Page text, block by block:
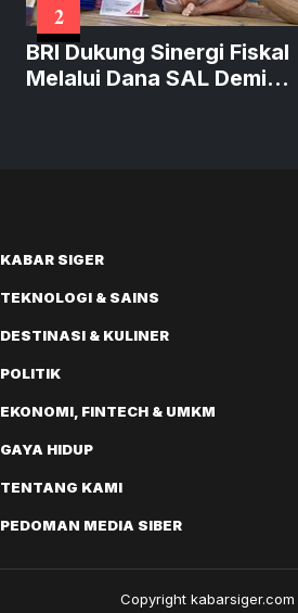
2
BRI Dukung Sinergi Fiskal
Melalui Dana SAL Demi
KABAR SIGER
TEKNOLOGI & SAINS
DESTINASI & KULINER
POLITIK
EKONOMI, FINTECH & UMKM
GAYA HIDUP
TENTANG KAMI
PEDOMAN MEDIA SIBER
Copyright kabarsiger.com